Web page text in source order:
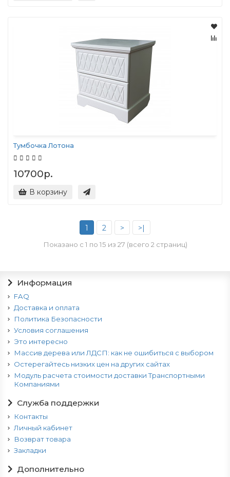
Тумбочка Лотона
10700р.
В корзину
1 2 > >|
Показано с 1 по 15 из 27 (всего 2 страниц)
Информация
FAQ
Доставка и оплата
Политика Безопасности
Условия соглашения
Это интересно
Массив дерева или ЛДСП: как не ошибиться с выбором
Остерегайтесь низких цен на других сайтах
Модуль расчета стоимости доставки Транспортными
Компаниями
Служба поддержки
Контакты
Личный кабинет
Возврат товара
Закладки
Дополнительно